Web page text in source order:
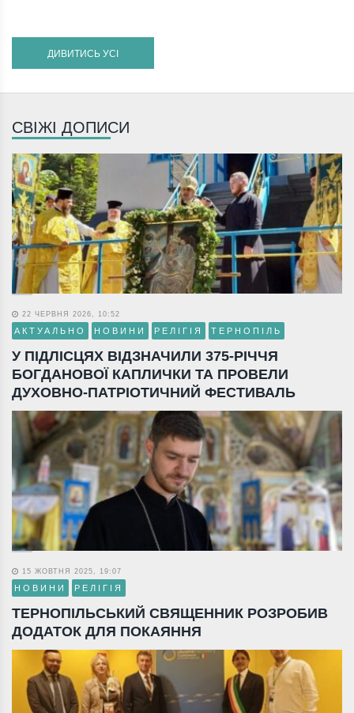
ДИВИТИСЬ УСІ
СВІЖІ ДОПИСИ
22 ЧЕРВНЯ 2026, 10:52
АКТУАЛЬНО НОВИНИ РЕЛІГІЯ ТЕРНОПІЛЬ
У ПІДЛІСЦЯХ ВІДЗНАЧИЛИ 375-РІЧЧЯ
БОГДАНОВОЇ КАПЛИЧКИ ТА ПРОВЕЛИ
ДУХОВНО-ПАТРІОТИЧНИЙ ФЕСТИВАЛЬ
15 ЖОВТНЯ 2025, 19:07
НОВИНИ РЕЛІГІЯ
ТЕРНОПІЛЬСЬКИЙ СВЯЩЕННИК РОЗРОБИВ
ДОДАТОК ДЛЯ ПОКАЯННЯ